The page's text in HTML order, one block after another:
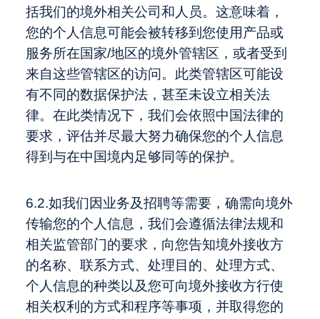
括我们的境外相关公司和人员。这意味着，
您的个人信息可能会被转移到您使用产品或
服务所在国家/地区的境外管辖区，或者受到
来自这些管辖区的访问。此类管辖区可能设
有不同的数据保护法，甚至未设立相关法
律。在此类情况下，我们会依照中国法律的
要求，评估并尽最大努力确保您的个人信息
得到与在中国境内足够同等的保护。
6.2.如我们因业务及招聘等需要，确需向境外
传输您的个人信息，我们会遵循法律法规和
相关监管部门的要求，向您告知境外接收方
的名称、联系方式、处理目的、处理方式、
个人信息的种类以及您可向境外接收方行使
相关权利的方式和程序等事项，并取得您的